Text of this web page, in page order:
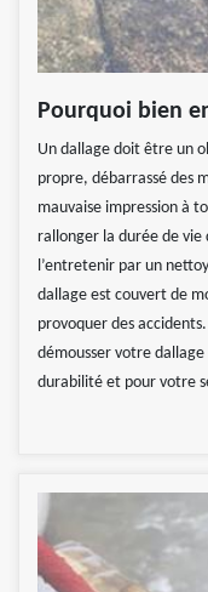
Pourquoi bien
Un dallage doit être un
propre, débarrassé des
mauvaise impression à
rallonger la durée de vie
l’entretenir par un
dallage est couvert de
provoquer des
démousser votre
durabilité et pour votre